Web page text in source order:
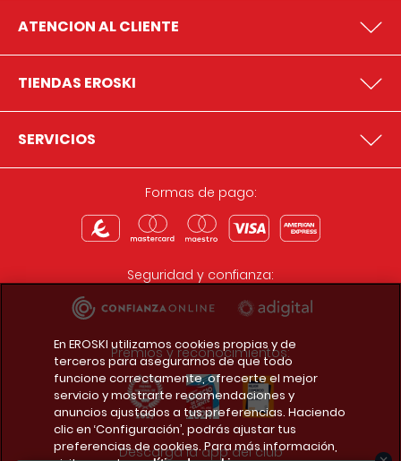
ATENCION AL CLIENTE
TIENDAS EROSKI
SERVICIOS
Formas de pago:
Seguridad y confianza:
Premios y reconocimientos:
Descarga la app del club
En EROSKI utilizamos cookies propias y de
terceros para asegurarnos de que todo
funcione correctamente, ofrecerte el mejor
servicio y mostrarte recomendaciones y
anuncios ajustados a tus preferencias. Haciendo
clic en ‘Configuración’, podrás ajustar tus
preferencias de cookies. Para más información,